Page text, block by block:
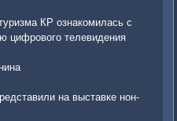
КР ознакомилась с
цифрового телевидения
на выставке нон-